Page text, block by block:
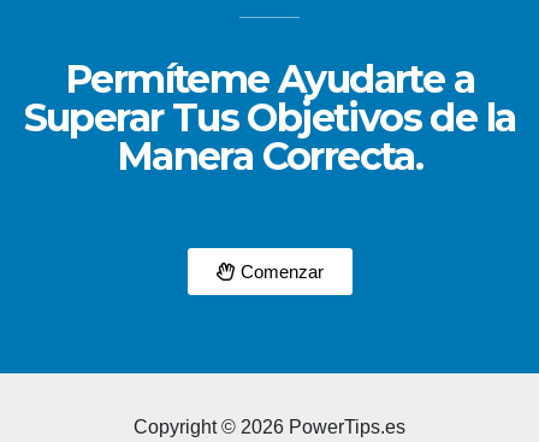
Permíteme Ayudarte a
Superar Tus Objetivos de la
Manera Correcta.
Comenzar
Copyright © 2026 PowerTips.es